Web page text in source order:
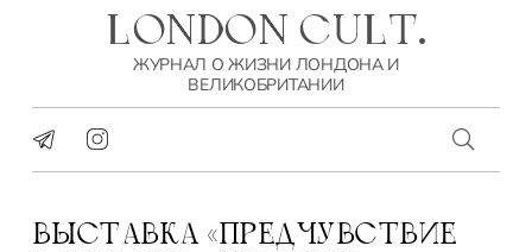
LONDON CULT.
ЖУРНАЛ О ЖИЗНИ ЛОНДОНА И
ВЕЛИКОБРИТАНИИ
ВЫСТАВКА «ПРЕДЧУВСТВИЕ